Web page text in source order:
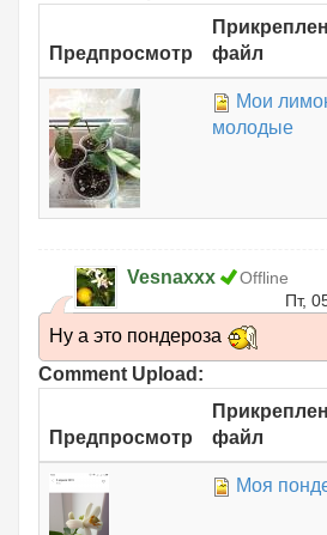
Предпросмотр
файл
Мои
молодые
Vesnaxxx
Offline
Пт,
Ну а это пондероза
Comment Upload:
Предпросмотр
файл
Моя